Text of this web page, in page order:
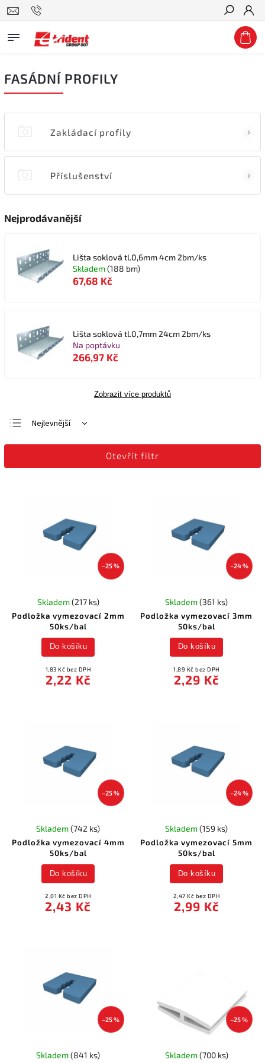
Hledat
FASÁDNÍ PROFILY
Zakládací profily
Příslušenství
Nejprodávanější
Lišta soklová tl.0,6mm 4cm 2bm/ks
Skladem(188 bm)
67,68 Kč
Lišta soklová tl.0,7mm 24cm 2bm/ks
Na poptávku
266,97 Kč
Zobrazit více produktů
Nejlevnější
Nejdražší
Otevřít filtr
–25 %
Podložka vymezovací 2mm
50ks/bal
Skladem(217 ks)
1,83 Kč bez DPH
2,22 Kč
Do košíku
–24 %
Podložka vymezovací 3mm
50ks/bal
Skladem(361 ks)
1,89 Kč bez DPH
2,29 Kč
Do košíku
–25 %
Podložka vymezovací 4mm
50ks/bal
Skladem(742 ks)
2,01 Kč bez DPH
2,43 Kč
Do košíku
–24 %
Podložka vymezovací 5mm
50ks/bal
Skladem(159 ks)
2,47 Kč bez DPH
2,99 Kč
Do košíku
–25 %
Skladem(841 ks)
–25 %
Skladem(700 ks)